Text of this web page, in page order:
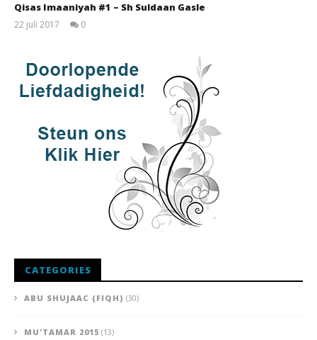
Qisas Imaaniyah #1 – Sh Suldaan Gasle
22 juli 2017
0
CATEGORIES
ABU SHUJAAC (FIQH) (30)
MU'TAMAR 2015 (13)